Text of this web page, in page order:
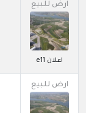
ارض للبيع
اعلان e11
ارض للبيع